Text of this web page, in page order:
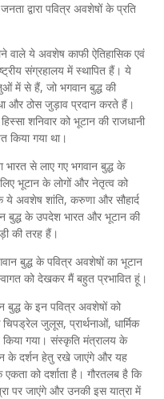
द्वारा पवित्र अवशेषों के प्रति
वाले ये अवशेष काफी ऐतिहासिक एवं
संग्रहालय में स्थापित हैं। ये
में से हैं, जो भगवान बुद्ध की
और ठोस जुड़ाव प्रदान करते हैं।
शनिवार को भूटान की राजधानी
किया गया था।
भारत से लाए गए भगवान बुद्ध के
भूटान के लोगों और नेतृत्व को
ये अवशेष शांति, करुणा और सौहार्द
बुद्ध के उपदेश भारत और भूटान की
की तरह हैं।
बुद्ध के पवित्र अवशेषों का भूटान
को देखकर मैं बहुत प्रभावित हूं।
बुद्ध के इन पवित्र अवशेषों को
जुलूस, प्रार्थनाओं, धार्मिक
गया। संस्कृति मंत्रालय के
दर्शन हेतु रखे जाएंगे और यह
को दर्शाता है। गौरतलब है कि
पर जाएंगे और उनकी इस यात्रा में